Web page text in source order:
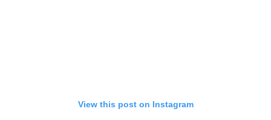
View this post on Instagram